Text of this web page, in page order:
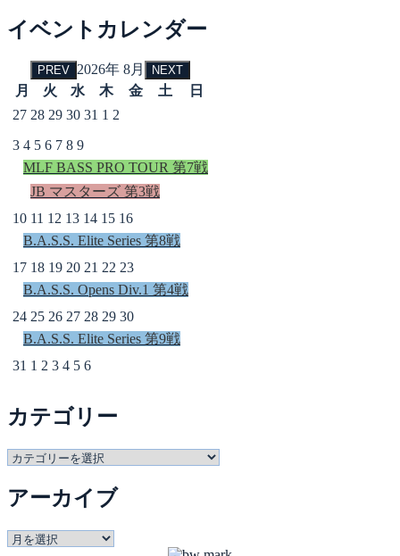
イベントカレンダー
PREV 2026年 8月 NEXT
月 火 水 木 金 土
日
27 28 29 30 31 1 2
3 4 5 6 7 8 9
MLF BASS PRO TOUR 第7戦
JB マスターズ 第3戦
10 11 12 13 14 15 16
B.A.S.S. Elite Series 第8戦
17 18 19 20 21 22 23
B.A.S.S. Opens Div.1 第4戦
24 25 26 27 28 29 30
B.A.S.S. Elite Series 第9戦
31 1 2 3 4 5 6
カテゴリー
カ
ゴ
ー
アーカイブ
ア